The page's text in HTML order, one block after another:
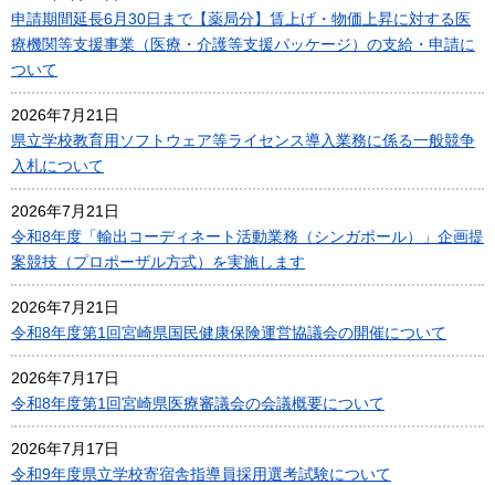
申請期間延長6月30日まで【薬局分】賃上げ・物価上昇に対する医
療機関等支援事業（医療・介護等支援パッケージ）の支給・申請に
ついて
2026年7月21日
県立学校教育用ソフトウェア等ライセンス導入業務に係る一般競争
入札について
2026年7月21日
令和8年度「輸出コーディネート活動業務（シンガポール）」企画提
案競技（プロポーザル方式）を実施します
2026年7月21日
令和8年度第1回宮崎県国民健康保険運営協議会の開催について
2026年7月17日
令和8年度第1回宮崎県医療審議会の会議概要について
2026年7月17日
令和9年度県立学校寄宿舎指導員採用選考試験について